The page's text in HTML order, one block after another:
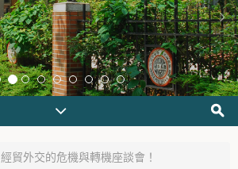
經貿外交的危機與轉機座談會！